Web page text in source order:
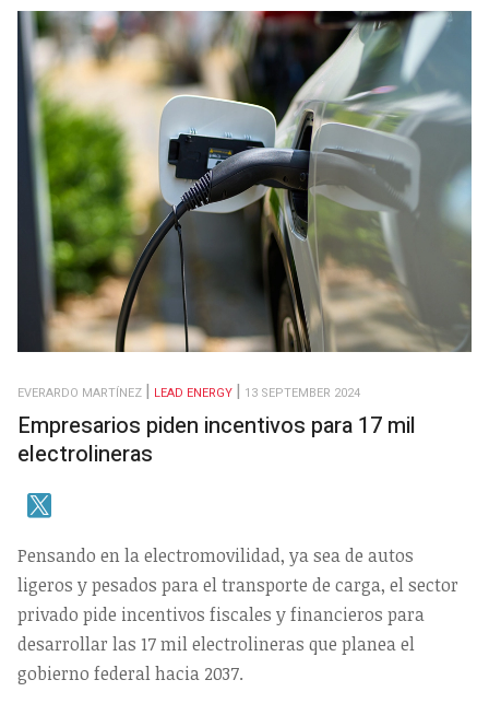
EVERARDO MARTÍNEZ LEAD ENERGY 13 SEPTEMBER 2024
Empresarios piden incentivos para 17 mil
electrolineras
Pensando en la electromovilidad, ya sea de autos
ligeros y pesados para el transporte de carga, el sector
privado pide incentivos fiscales y financieros para
desarrollar las 17 mil electrolineras que planea el
gobierno federal hacia 2037.